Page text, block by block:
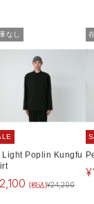
なし
Light Poplin Kungfu
(税込)¥24,200
¥